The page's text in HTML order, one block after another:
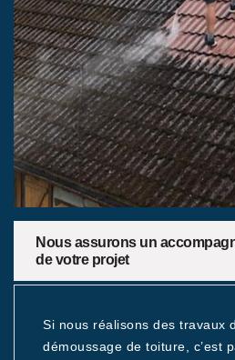
Nous assurons un
de votre projet
Si nous réalisons des travaux
démoussage de toiture, c’est